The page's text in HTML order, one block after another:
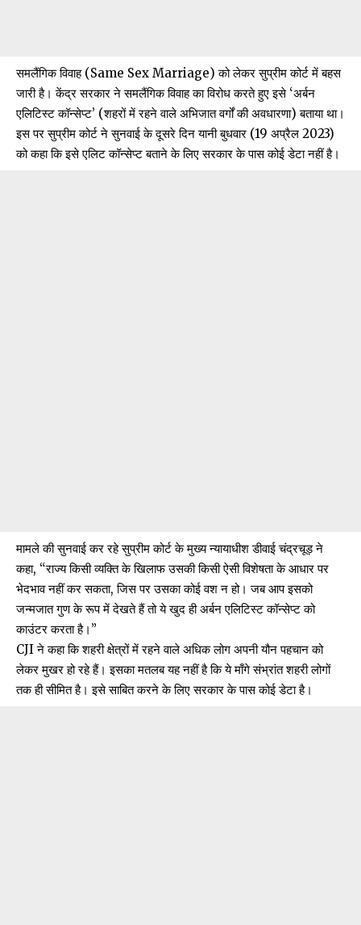
समलैंगिक विवाह (Same Sex Marriage) को लेकर सुप्रीम कोर्ट में बहस
जारी है। केंद्र सरकार ने समलैंगिक विवाह का विरोध करते हुए इसे ‘अर्बन
एलिटिस्ट कॉन्सेप्ट’ (शहरों में रहने वाले अभिजात वर्गों की अवधारणा) बताया था।
इस पर सुप्रीम कोर्ट ने सुनवाई के दूसरे दिन यानी बुधवार (19 अप्रैल 2023)
को कहा कि इसे एलिट कॉन्सेप्ट बताने के लिए सरकार के पास कोई डेटा नहीं है।
मामले की सुनवाई कर रहे सुप्रीम कोर्ट के मुख्य न्यायाधीश डीवाई चंद्रचूड़ ने
कहा, “राज्य किसी व्यक्ति के खिलाफ उसकी किसी ऐसी विशेषता के आधार पर
भेदभाव नहीं कर सकता, जिस पर उसका कोई वश न हो। जब आप इसको
जन्मजात गुण के रूप में देखते हैं तो ये खुद ही अर्बन एलिटिस्ट कॉन्सेप्ट को
काउंटर करता है।”
CJI ने कहा कि शहरी क्षेत्रों में रहने वाले अधिक लोग अपनी यौन पहचान को
लेकर मुखर हो रहे हैं। इसका मतलब यह नहीं है कि ये माँगे संभ्रांत शहरी लोगों
तक ही सीमित है। इसे साबित करने के लिए सरकार के पास कोई डेटा है।